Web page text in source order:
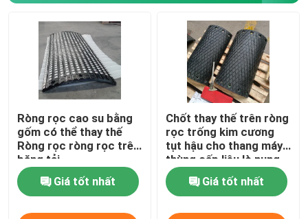
Ròng rọc cao su bằng
gốm có thể thay thế
Ròng rọc ròng rọc trên
băng tải
Giá tốt nhất
Chốt thay thế trên ròng
rọc trống kim cương
tụt hậu cho thang máy
thùng cấp liệu lò nung
Giá tốt nhất